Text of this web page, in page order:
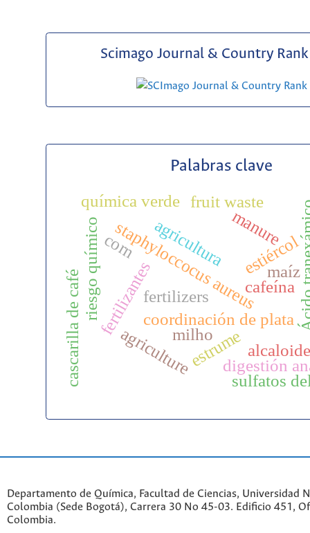
Scimago Journal & Country Rank
Palabras clave
coordinación de plata Ácido
staphyloccocus aureus
fertilizantes
estiércol
agricultura
maíz
fertilizers
manure
fruit waste
agriculture
corn
estrume
milho
digestión
química verde
riesgo químico
cascarilla de café cafeína
sulfatos
Departamento de Química, Facultad de Ciencias, Universidad
Colombia (Sede Bogotá), Carrera 30 No 45-03. Edificio 451,
Colombia.